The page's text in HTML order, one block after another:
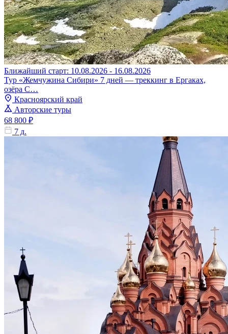
Ближайший старт: 10.08.2026 - 16.08.2026
Тур «Жемчужина Сибири» 7 дней — треккинг в Ергаках,
озёра С…
Красноярский край
Авторские туры
68 800 ₽
7 д.